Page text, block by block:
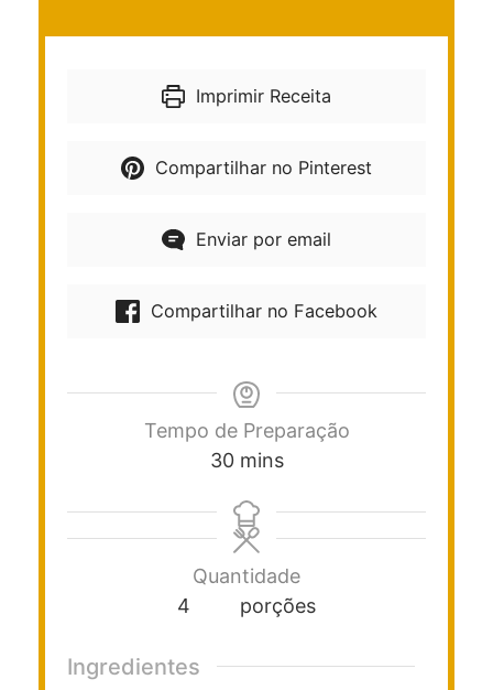
Imprimir Receita
Compartilhar no Pinterest
Enviar por email
Compartilhar no Facebook
Tempo de Preparação
30 mins
Quantidade
4
porções
Ingredientes